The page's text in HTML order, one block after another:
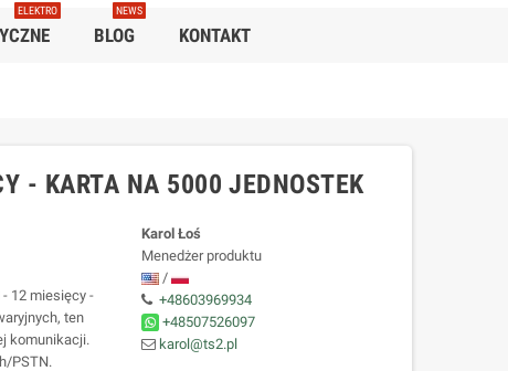
ELEKTRO
BLOG
NEWS
KONTAKT
- KARTA NA 5000 JEDNOSTEK
12 miesięcy -
ten
komunikacji.
PSTN.
Karol Łoś
Menedżer produktu
/
+48603969934
+48507526097
karol@ts2.pl